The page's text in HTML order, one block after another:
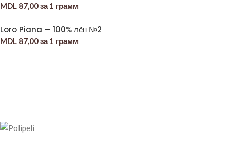
MDL 87,00за 1 грамм
Loro Piana — 100% лён №2
MDL 87,00за 1 грамм